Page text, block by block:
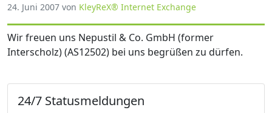
24. Juni 2007 von KleyReX® Internet Exchange
Wir freuen uns Nepustil & Co. GmbH (former
Interscholz) (AS12502) bei uns begrüßen zu dürfen.
24/7 Statusmeldungen